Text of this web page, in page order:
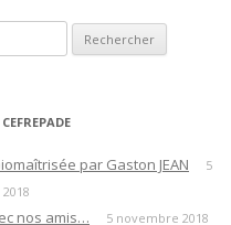
par Gaston JEAN
5
nos amis… 5 novembre 2018